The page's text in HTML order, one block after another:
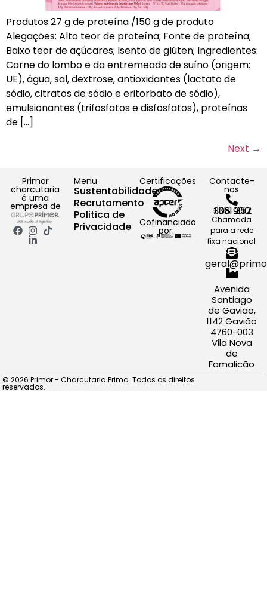
Produtos 27 g de proteína /150 g de produto
Alegações: Alto teor de proteína; Fonte de proteína;
Baixo teor de açúcares; Isento de glúten; Ingredientes:
Carne do lombo e da entremeada de suíno (origem:
UE), água, sal, dextrose, antioxidantes (lactato de
sódio, citratos de sódio e eritorbato de sódio),
emulsionantes (trifosfatos e disfosfatos), proteínas
de […]
Next →
Primor
charcutaria
é uma
empresa de
Menu
Sustentabilidade
Recrutamento
Politica de
Privacidade
Certificações
Cofinanciado
por:
Contacte-
nos
+351 252 308 900
Chamada
para a rede
fixa nacional
Avenida
Santiago
de Gavião,
1142 Gavião
4760-003
Vila Nova
de
Famalicão
© 2026 Primor - Charcutaria Prima. Todos os direitos
reservados.